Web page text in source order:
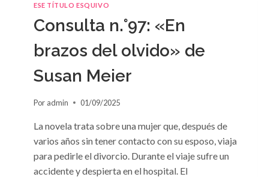
EMMA
DARCY
ESE TÍTULO ESQUIVO
Consulta n.°97: «En
brazos del olvido» de
Susan Meier
Por admin 01/09/2025
La novela trata sobre una mujer que, después de
varios años sin tener contacto con su esposo, viaja
para pedirle el divorcio. Durante el viaje sufre un
accidente y despierta en el hospital. El